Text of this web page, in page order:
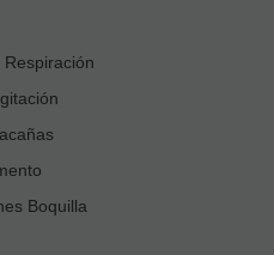
Boquilla